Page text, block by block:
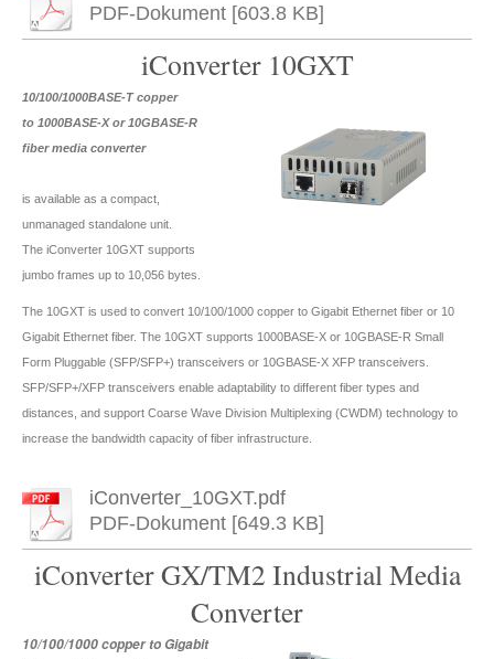
PDF-Dokument [603.8 KB]
iConverter 10GXT
10/100/1000BASE-T copper
to 1000BASE-X or 10GBASE-R
fiber media converter
is available as a compact,
unmanaged standalone unit.
The iConverter 10GXT supports
jumbo frames up to 10,056 bytes.
The 10GXT is used to convert 10/100/1000 copper to Gigabit Ethernet fiber or 10
Gigabit Ethernet fiber. The 10GXT supports 1000BASE-X or 10GBASE-R Small
Form Pluggable (SFP/SFP+) transceivers or 10GBASE-X XFP transceivers.
SFP/SFP+/XFP transceivers enable adaptability to different fiber types and
distances, and support Coarse Wave Division Multiplexing (CWDM) technology to
increase the bandwidth capacity of fiber infrastructure.
iConverter_10GXT.pdf
PDF-Dokument [649.3 KB]
iConverter GX/TM2 Industrial Media
Converter
10/100/1000 copper to Gigabit